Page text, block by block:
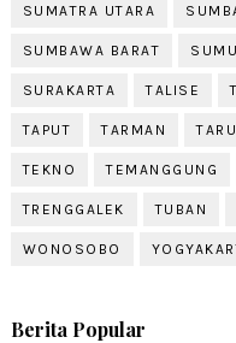
SUMATRA UTARA
SUMBAWA BARAT
SURAKARTA TALISE
TAPUT TARMAN
TEKNO TEMANGGUNG
TRENGGALEK TUBAN
WONOSOBO
Berita Popular